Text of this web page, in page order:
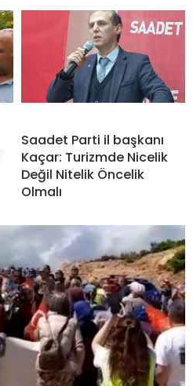
Saadet Parti il başkanı
Kaçar: Turizmde Nicelik
Değil Nitelik Öncelik
Olmalı